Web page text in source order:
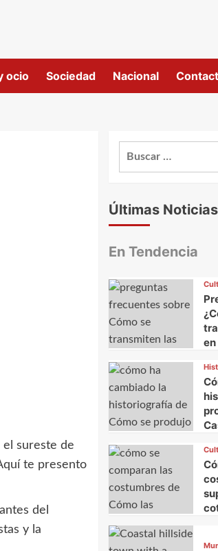
ocio Sociedad Nacional
el sureste de
te presento
del
y la
Últimas Noticias
En Tendencia